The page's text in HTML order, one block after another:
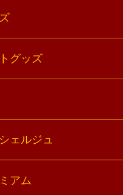
グッズ
ェルジュ
アム